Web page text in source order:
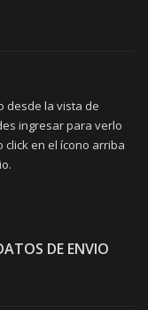
desde la vista de
ingresar para verlo
en el ícono arriba
DE ENVIO